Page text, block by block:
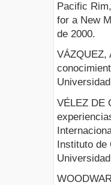
Pacific
for a New
de 2000.
VÁZQUEZ,
VÉLEZ DE
Instituto de